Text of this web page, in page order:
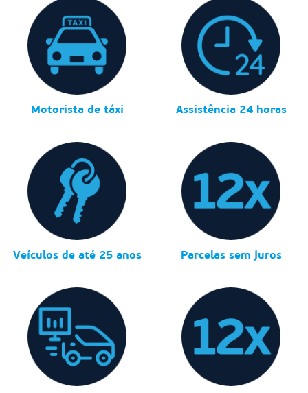
Motorista de táxi Assistência 24 horas
Veículos de até 25 anos Parcelas sem juros